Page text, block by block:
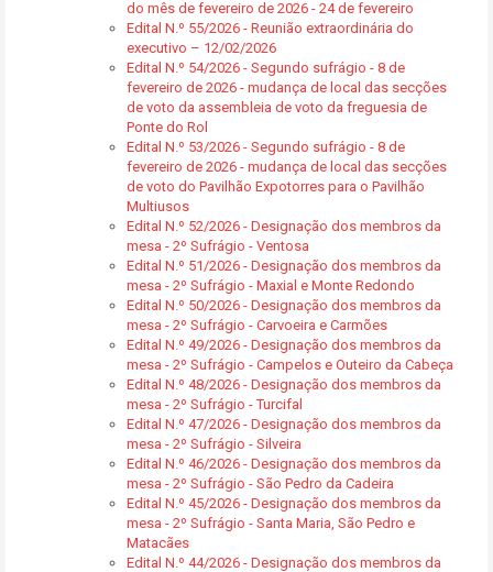
do mês de fevereiro de 2026 - 24 de fevereiro
Edital N.º 55/2026 - Reunião extraordinária do
executivo – 12/02/2026
Edital N.º 54/2026 - Segundo sufrágio - 8 de
fevereiro de 2026 - mudança de local das secções
de voto da assembleia de voto da freguesia de
Ponte do Rol
Edital N.º 53/2026 - Segundo sufrágio - 8 de
fevereiro de 2026 - mudança de local das secções
de voto do Pavilhão Expotorres para o Pavilhão
Multiusos
Edital N.º 52/2026 - Designação dos membros da
mesa - 2º Sufrágio - Ventosa
Edital N.º 51/2026 - Designação dos membros da
mesa - 2º Sufrágio - Maxial e Monte Redondo
Edital N.º 50/2026 - Designação dos membros da
mesa - 2º Sufrágio - Carvoeira e Carmões
Edital N.º 49/2026 - Designação dos membros da
mesa - 2º Sufrágio - Campelos e Outeiro da Cabeça
Edital N.º 48/2026 - Designação dos membros da
mesa - 2º Sufrágio - Turcifal
Edital N.º 47/2026 - Designação dos membros da
mesa - 2º Sufrágio - Silveira
Edital N.º 46/2026 - Designação dos membros da
mesa - 2º Sufrágio - São Pedro da Cadeira
Edital N.º 45/2026 - Designação dos membros da
mesa - 2º Sufrágio - Santa Maria, São Pedro e
Matacães
Edital N.º 44/2026 - Designação dos membros da